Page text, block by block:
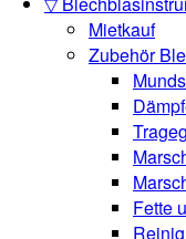
Mietkauf
Zubehör
Fette